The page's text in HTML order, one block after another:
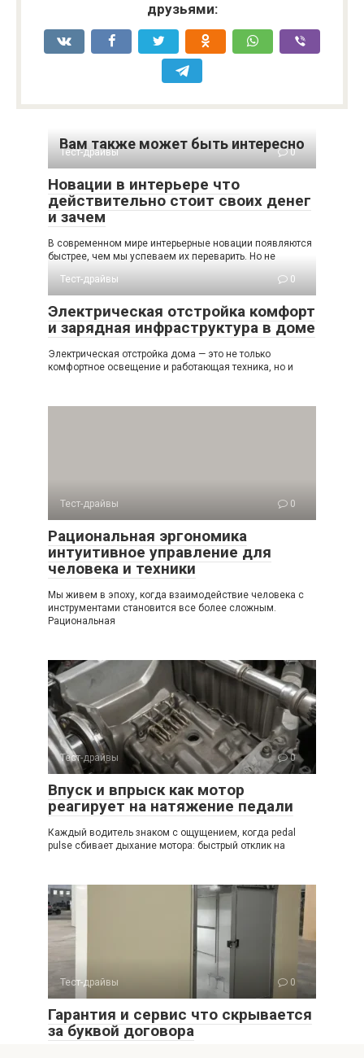
друзьями:
Вам также может быть интересно
Тест-драйвы 0
Новации в интерьере что
действительно стоит своих денег
и зачем
В современном мире интерьерные новации появляются
быстрее, чем мы успеваем их переварить. Но не
Тест-драйвы
0
Электрическая отстройка комфорт
и зарядная инфраструктура в доме
Электрическая отстройка дома — это не только
комфортное освещение и работающая техника, но и
Тест-драйвы 0
Рациональная эргономика
интуитивное управление для
человека и техники
Мы живем в эпоху, когда взаимодействие человека с
инструментами становится все более сложным.
Рациональная
Тест-драйвы 0
Впуск и впрыск как мотор
реагирует на натяжение педали
Каждый водитель знаком с ощущением, когда pedal
pulse сбивает дыхание мотора: быстрый отклик на
Тест-драйвы 0
Гарантия и сервис что скрывается
за буквой договора